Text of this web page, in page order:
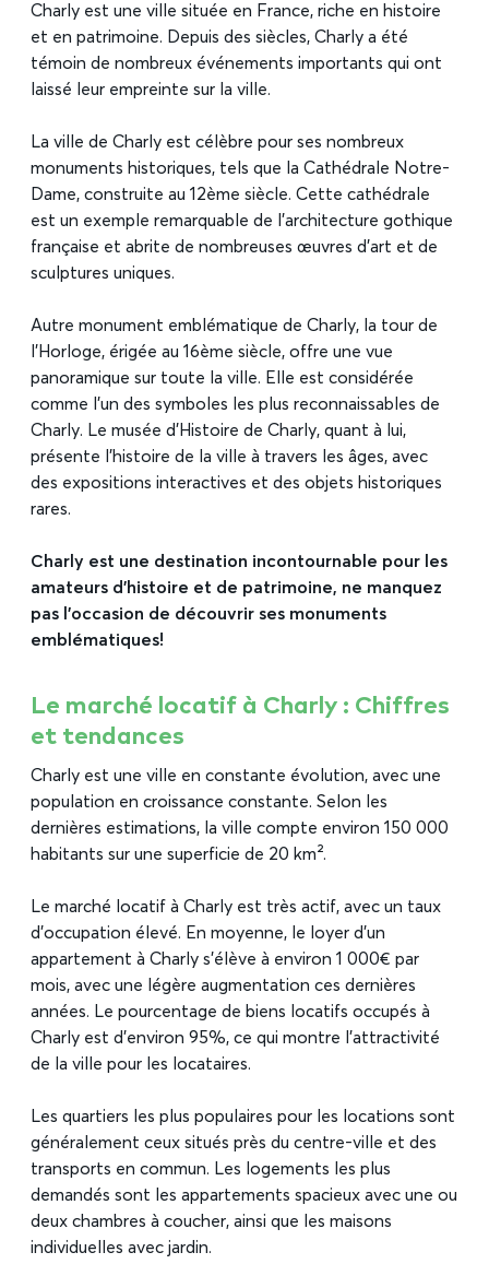
Charly est une ville située en France, riche en histoire
et en patrimoine. Depuis des siècles, Charly a été
témoin de nombreux événements importants qui ont
laissé leur empreinte sur la ville.
La ville de Charly est célèbre pour ses nombreux
monuments historiques, tels que la Cathédrale Notre-
Dame, construite au 12ème siècle. Cette cathédrale
est un exemple remarquable de l’architecture gothique
française et abrite de nombreuses œuvres d’art et de
sculptures uniques.
Autre monument emblématique de Charly, la tour de
l’Horloge, érigée au 16ème siècle, offre une vue
panoramique sur toute la ville. Elle est considérée
comme l’un des symboles les plus reconnaissables de
Charly. Le musée d’Histoire de Charly, quant à lui,
présente l’histoire de la ville à travers les âges, avec
des expositions interactives et des objets historiques
rares.
Charly est une destination incontournable pour les
amateurs d’histoire et de patrimoine, ne manquez
pas l’occasion de découvrir ses monuments
emblématiques!
Le marché locatif à Charly : Chiffres
et tendances
Charly est une ville en constante évolution, avec une
population en croissance constante. Selon les
dernières estimations, la ville compte environ 150 000
habitants sur une superficie de 20 km².
Le marché locatif à Charly est très actif, avec un taux
d’occupation élevé. En moyenne, le loyer d’un
appartement à Charly s’élève à environ 1 000€ par
mois, avec une légère augmentation ces dernières
années. Le pourcentage de biens locatifs occupés à
Charly est d’environ 95%, ce qui montre l’attractivité
de la ville pour les locataires.
Les quartiers les plus populaires pour les locations sont
généralement ceux situés près du centre-ville et des
transports en commun. Les logements les plus
demandés sont les appartements spacieux avec une ou
deux chambres à coucher, ainsi que les maisons
individuelles avec jardin.